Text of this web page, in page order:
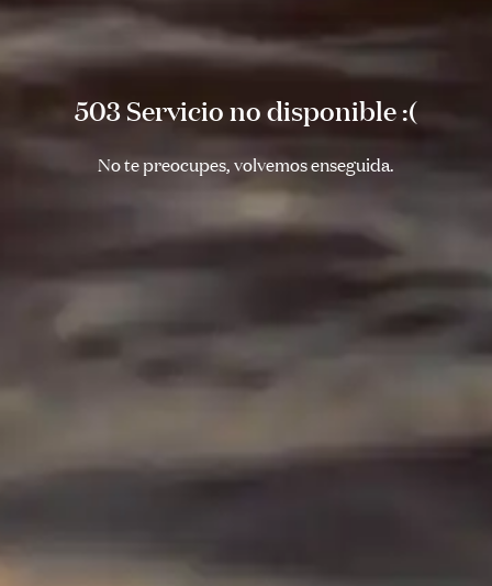
503 Servicio no disponible :(
No te preocupes, volvemos enseguida.